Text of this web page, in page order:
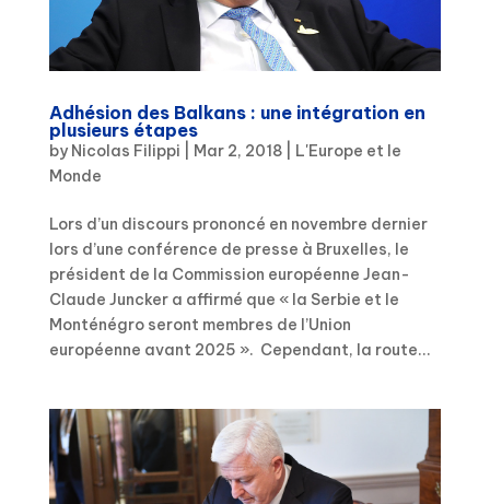
Adhésion des Balkans : une intégration en
plusieurs étapes
by Nicolas Filippi Mar 2, 2018| L'Europe et le
Monde
Lors d’un discours prononcé en novembre dernier
lors d’une conférence de presse à Bruxelles, le
président de la Commission européenne Jean-
Claude Juncker a affirmé que « la Serbie et le
Monténégro seront membres de l’Union
européenne avant 2025 ». Cependant, la route...